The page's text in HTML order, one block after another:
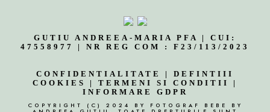
GUTIU ANDREEA-MARIA PFA | CUI:
47558977 | NR REG COM : F23/113/2023
CONFIDENTIALITATE | DEFINTIII
COOKIES
| TERMENI SI CONDITII
|
INFORMARE GDPR
COPYRIGHT (C) 2024 BY FOTOGRAF BEBE BY